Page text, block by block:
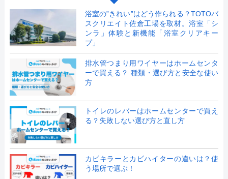
浴室の”きれい”はどう作られる？TOTOバ
スクリエイト佐倉工場を取材。浴室「シ
ンラ」体験と新機能「浴室クリアキー
プ」
排水管つまり用ワイヤーはホームセンタ
ーで買える？ 種類・選び方と安全な使い
方
トイレのレバーはホームセンターで買え
る？失敗しない選び方と直し方
カビキラーとカビハイターの違いは？使
う場所で選ぶ！